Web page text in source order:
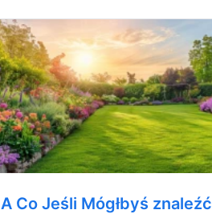
A Co Jeśli Mógłbyś znaleźć